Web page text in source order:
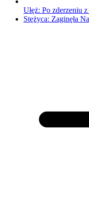
Ułęż: Po zderzeniu
Stężyca: Zaginęła